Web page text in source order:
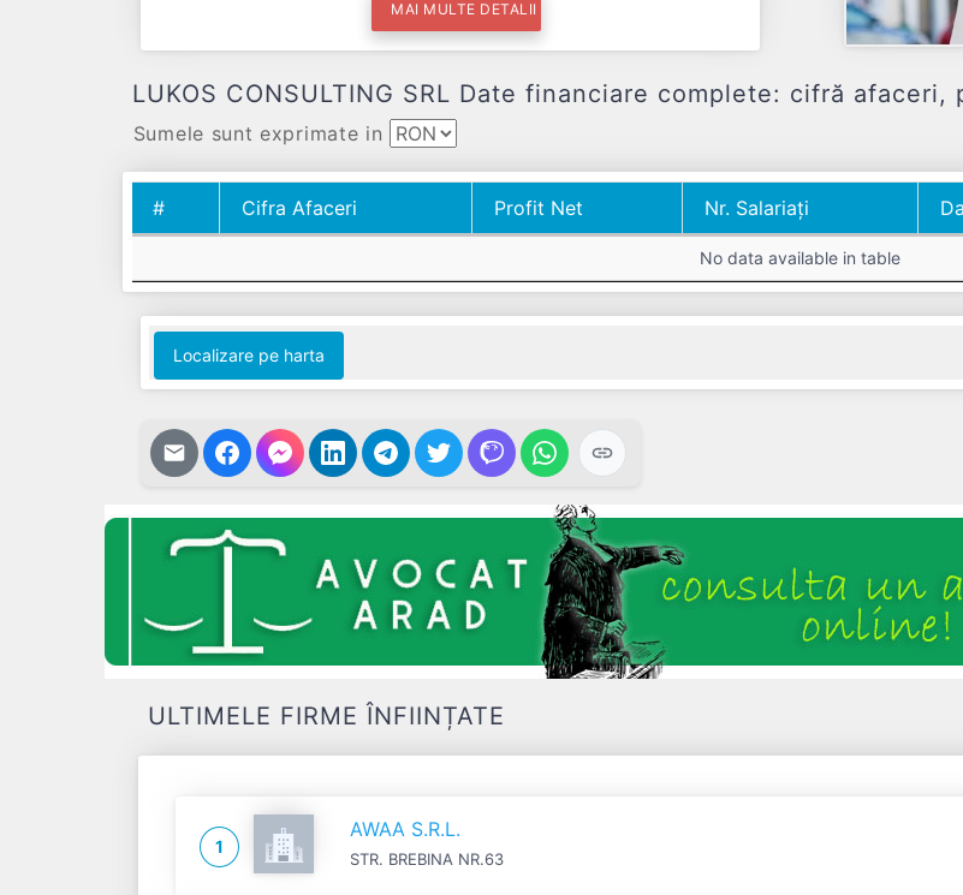
MAI MULTE DETALII
LUKOS CONSULTING SRL Date financiare complete: cifră
Sumele sunt exprimate in
# Cifra Afaceri Profit Net Nr. Salariați
Nr. Salariați
No data available in table
Localizare pe harta
ULTIMELE FIRME ÎNFIINȚATE
1
AWAA S.R.L.
STR. BREBINA NR.63